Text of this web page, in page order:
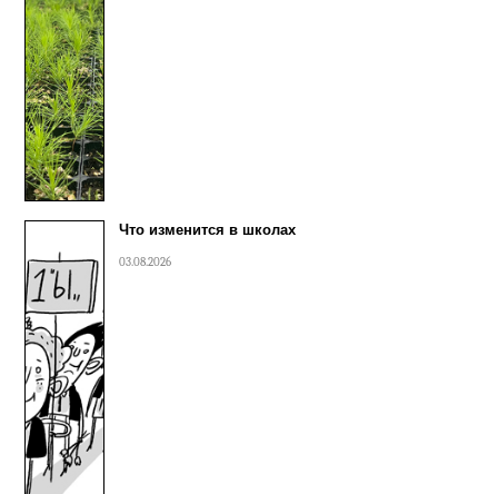
Что изменится в школах
03.08.2026